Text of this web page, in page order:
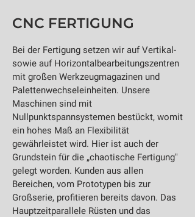
CNC FERTIGUNG
Bei der Fertigung setzen wir auf Vertikal-
sowie auf Horizontalbearbeitungszentren
mit großen Werkzeugmagazinen und
Palettenwechseleinheiten. Unsere
Maschinen sind mit
Nullpunktspannsystemen bestückt, womit
ein hohes Maß an Flexibilität
gewährleistet wird. Hier ist auch der
Grundstein für die „chaotische Fertigung"
gelegt worden. Kunden aus allen
Bereichen, vom Prototypen bis zur
Großserie, profitieren bereits davon. Das
Hauptzeitparallele Rüsten und das